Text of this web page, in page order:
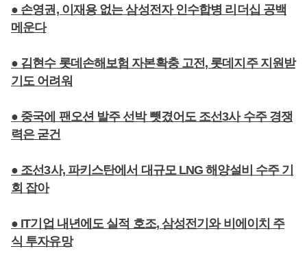
● 손영권, 이재용 없는 삼성전자 인수합병 리더십 공백
메운다
● 김현수 롯데손해보험 자본확충 고전, 롯데지주 지원받
기도 어려워
● 중국에 팬오션 발주 선박 뺏겼어도 조선3사 수주 경쟁
력은 굳건
● 조선3사, 파키스탄에서 대규모 LNG 해양설비 수주 기
회 잡아
● IT기업 내년에도 실적 호조, 삼성전기와 비에이치 주
식 투자유망